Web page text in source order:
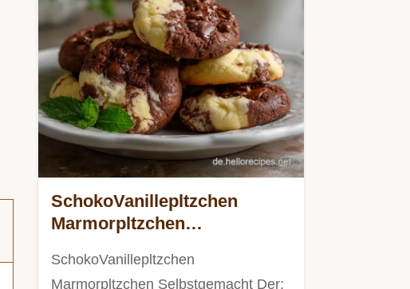
SchokoVanillepltzchen
Marmorpltzchen
Backen
SchokoVanillepltzchen
Marmorpltzchen Selbstgemacht Der: